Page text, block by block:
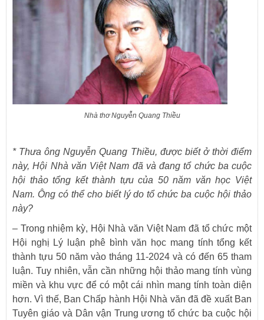
Nhà thơ Nguyễn Quang Thiều
* Thưa ông Nguyễn Quang Thiều, được biết ở thời điểm
này, Hội Nhà văn Việt Nam đã và đang tổ chức ba cuộc
hội thảo tổng kết thành tựu của 50 năm văn học Việt
Nam. Ông có thể cho biết lý do tổ chức ba cuộc hội thảo
này?
– Trong nhiệm kỳ, Hội Nhà văn Việt Nam đã tổ chức một
Hội nghị Lý luận phê bình văn học mang tính tổng kết
thành tựu 50 năm vào tháng 11-2024 và có đến 65 tham
luận. Tuy nhiên, vẫn cần những hội thảo mang tính vùng
miền và khu vực để có một cái nhìn mang tính toàn diện
hơn. Vì thế, Ban Chấp hành Hội Nhà văn đã đề xuất Ban
Tuyên giáo và Dân vận Trung ương tổ chức ba cuộc hội